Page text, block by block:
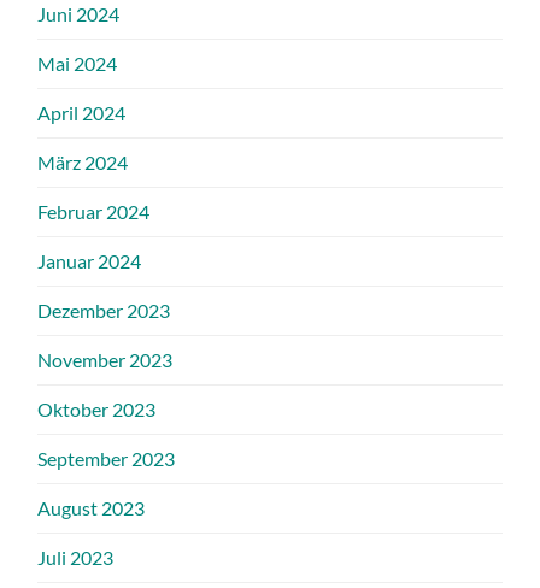
Juni 2024
Mai 2024
April 2024
März 2024
Februar 2024
Januar 2024
Dezember 2023
November 2023
Oktober 2023
September 2023
August 2023
Juli 2023